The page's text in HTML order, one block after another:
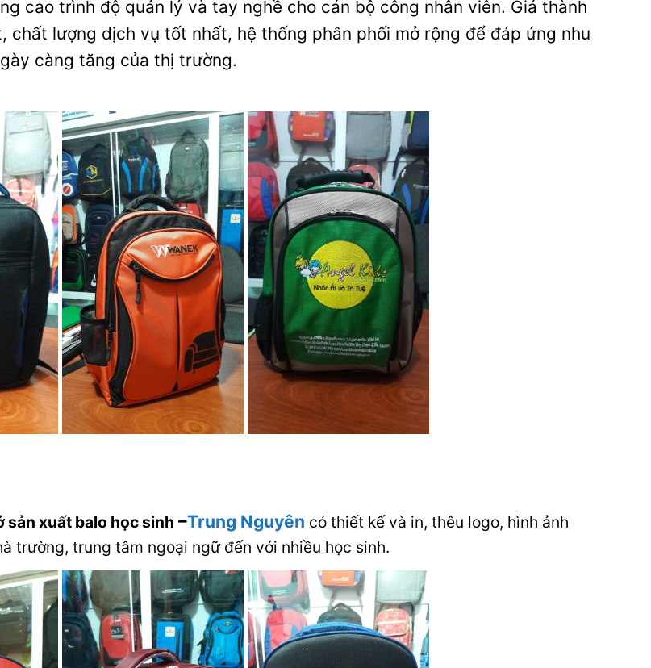
cao trình độ quản lý và tay nghề cho cán bộ công nhân viên. Giá thành
chất lượng dịch vụ tốt nhất, hệ thống phân phối mở rộng để đáp ứng nhu
càng tăng của thị trường.
sản xuất balo học sinh –Trung Nguyên có thiết kế và in, thêu logo, hình ảnh
trường, trung tâm ngoại ngữ đến với nhiều học sinh.